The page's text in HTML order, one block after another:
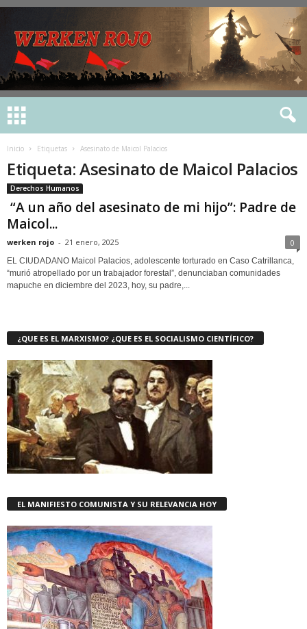
Inicio Etiquetas Asesinato de Maicol Palacios
Etiqueta: Asesinato de Maicol Palacios
Derechos Humanos
“A un año del asesinato de mi hijo”: Padre de
Maicol...
werken rojo - 21 enero, 2025 0
EL CIUDADANO Maicol Palacios, adolescente torturado en Caso Catrillanca,
“murió atropellado por un trabajador forestal”, denunciaban comunidades
mapuche en diciembre del 2023, hoy, su padre,...
¿QUE ES EL MARXISMO? ¿QUE ES EL SOCIALISMO CIENTÍFICO?
EL MANIFIESTO COMUNISTA Y SU RELEVANCIA HOY